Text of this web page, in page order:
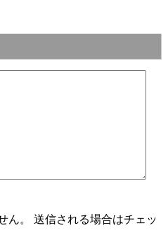
ん。 送信される場合はチェッ